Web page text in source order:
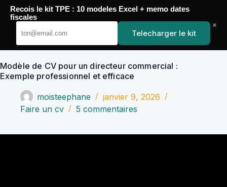
Passer
contenu
YoupiJobs
Modèle de CV pour un directeur commercial :
Exemple professionnel et efficace
moisteephane
janvier 9, 2026
Faire un cv
5 commentaires
Recois le kit TPE : 10 modeles Excel + memo dates
fiscales
Telecharger le kit
×